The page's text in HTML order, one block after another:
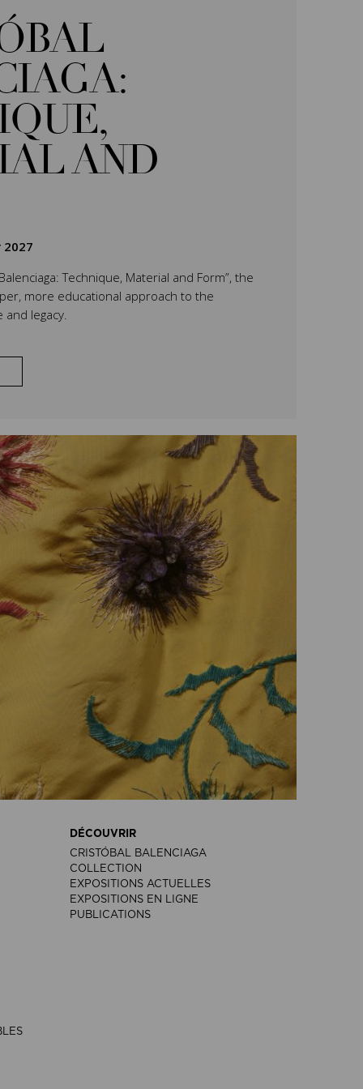
AND
2027
Technique, Material and Form”, the
more educational approach to the
legacy.
DÉCOUVRIR
CRISTÓBAL BALENCIAGA
COLLECTION
EXPOSITIONS ACTUELLES
EXPOSITIONS EN LIGNE
PUBLICATIONS